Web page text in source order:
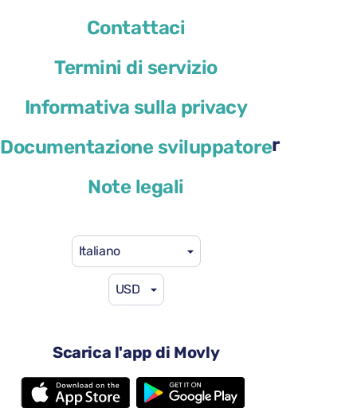
Contattaci
Termini di servizio
Informativa sulla privacy
Documentazione sviluppatore
Note legali
Italiano
USD
Scarica l'app di Movly
Renault Megane Sport Tourer
Cambio automatico
5 sedili
2 valigie grandi